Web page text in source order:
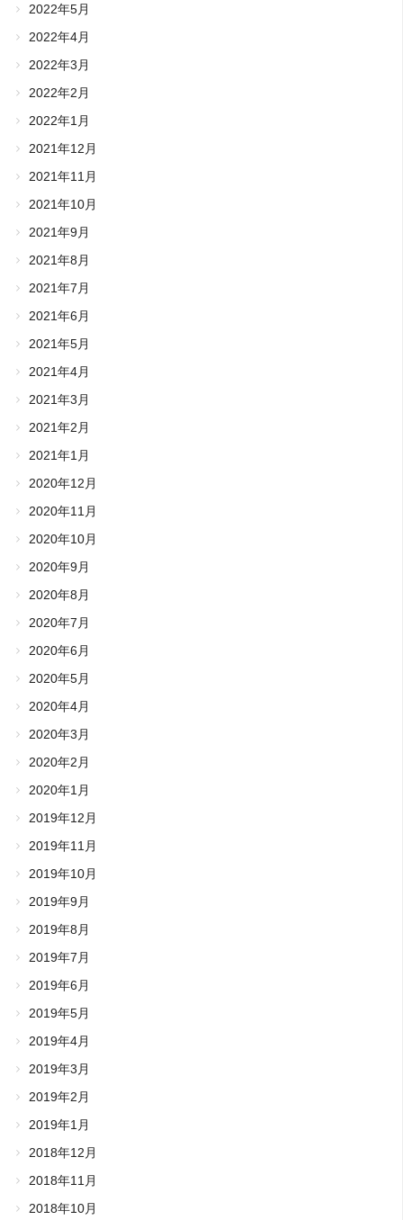
2022年5月
2022年4月
2022年3月
2022年2月
2022年1月
2021年12月
2021年11月
2021年10月
2021年9月
2021年8月
2021年7月
2021年6月
2021年5月
2021年4月
2021年3月
2021年2月
2021年1月
2020年12月
2020年11月
2020年10月
2020年9月
2020年8月
2020年7月
2020年6月
2020年5月
2020年4月
2020年3月
2020年2月
2020年1月
2019年12月
2019年11月
2019年10月
2019年9月
2019年8月
2019年7月
2019年6月
2019年5月
2019年4月
2019年3月
2019年2月
2019年1月
2018年12月
2018年11月
2018年10月